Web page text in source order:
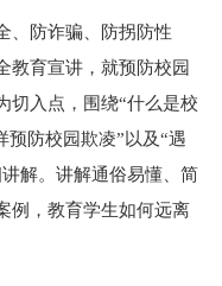
防诈骗、防拐防性
教育宣讲，就预防校园
切入点，围绕“什么是校
预防校园欺凌”以及“遇
解。讲解通俗易懂、简
例，教育学生如何远离